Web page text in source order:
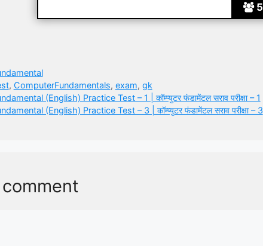
5
, ComputerFundamentals, exam, gk
(English) Practice Test – 1 | कॉम्प्युटर फंडामेंटल सराव परीक्षा – 1
(English) Practice Test – 3 | कॉम्प्युटर फंडामेंटल सराव परीक्षा – 3